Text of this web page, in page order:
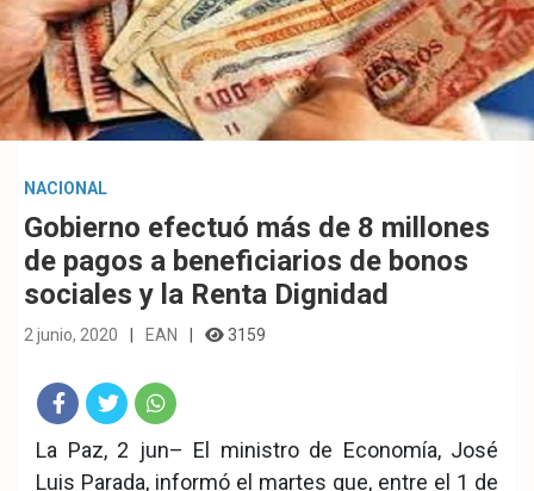
NACIONAL
Gobierno efectuó más de 8 millones
de pagos a beneficiarios de bonos
sociales y la Renta Dignidad
2 junio, 2020 EAN 3159
Fac Twit
Wha
La Paz, 2 jun– El ministro de Economía, José
Luis Parada, informó el martes que, entre el 1 de